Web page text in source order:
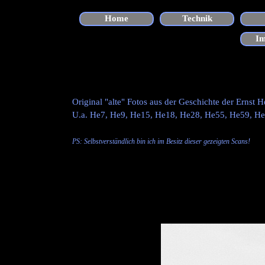
Home Technik
Original "alte" Fotos aus der Geschichte der Ernst
U.a. He7, He9, He15, He18, He28, He55, He59,
PS: Selbstverständlich bin ich im Besitz dieser gezeigten Scans!